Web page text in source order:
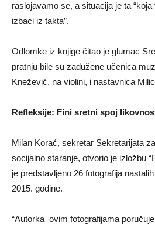
raslojavamo se, a situacija je ta
izbaci iz takta”.
Odlomke iz knjige čitao je glumac
pratnju bile su zadužene učenica
Knežević, na violini, i nastavnica
Refleksije: Fini sretni spoj
Milan Korać, sekretar Sekretarijata
socijalno staranje, otvorio je izložbu
je predstavljeno 26 fotografija
2015. godine.
“Autorka ovim fotografijama